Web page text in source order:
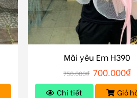
Mãi yêu Em H390
750.000₫ 700.000₫
Chi tiết Giỏ